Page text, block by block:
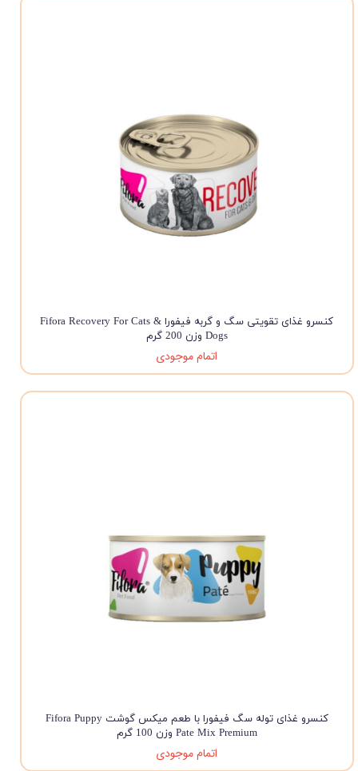
کنسرو غذای تقویتی سگ و گربه فیفورا Fifora Recovery For Cats &
Dogs وزن 200 گرم
اتمام موجودی
کنسرو غذای توله سگ فیفورا با طعم میکس گوشت Fifora Puppy
Pate Mix Premium وزن 100 گرم
اتمام موجودی